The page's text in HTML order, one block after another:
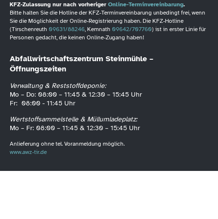
KFZ-Zulassung nur nach vorheriger Online-Terminvereinbarung.
Bitte halten Sie die Hotline der KFZ-Terminvereinbarung unbedingt frei, wenn
Sie die Möglichkeit der Online-Registrierung haben. Die KFZ-Hotline
(Tirschenreuth 09631/88246, Kemnath 09642/707760) ist in erster Linie für
Personen gedacht, die keinen Online-Zugang haben!
Abfallwirtschaftszentrum Steinmühle –
Öffnungszeiten
Verwaltung & Reststoffdeponie:
Mo – Do: 08:00 – 11:45 & 12:30 – 15:45 Uhr
Fr: 08:00 - 11:45 Uhr
Wertstoffsammelstelle & Müllumladeplatz:
Mo – Fr: 08:00 – 11:45 & 12:30 – 15:45 Uhr
Anlieferung ohne tel. Voranmeldung möglich.
www.awz-tir.de